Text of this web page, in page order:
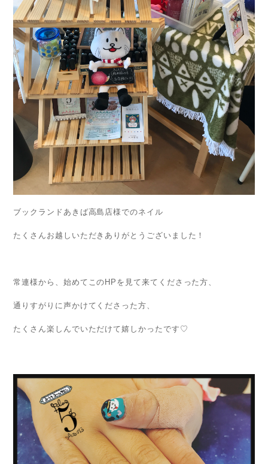
ブックランドあきば高島店様でのネイル
たくさんお越しいただきありがとうございました！
常連様から、始めてこのHPを見て来てくださった方、
通りすがりに声かけてくださった方、
たくさん楽しんでいただけて嬉しかったです♡